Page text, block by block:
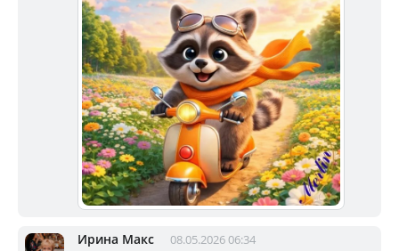
Ирина Макс 08.05.2026 06:34